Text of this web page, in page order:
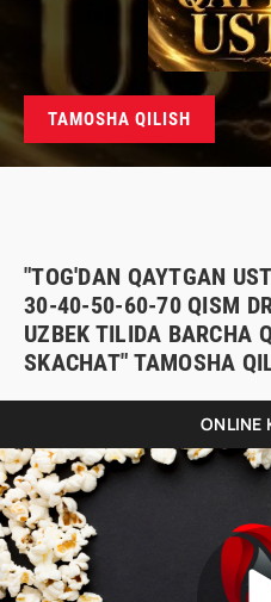
TAMOSHA QILISH
"TOG'DAN QAYTGAN
30-40-50-60-70 QISM
UZBEK TILIDA BARCHA
SKACHAT" TAMOSHA
ONLINE